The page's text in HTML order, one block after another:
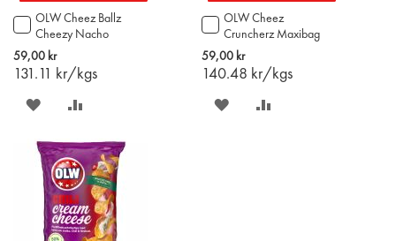
OLW Cheez Ballz
Cheezy Nacho
Maxibag 420g
59,00 kr
131.11 kr/kgs
Lägg
till
i
varukorgen
SPARA
ÖNSKELISTAN
JÄMFÖR
OLW Cheez
Cruncherz Maxibag
420g
59,00 kr
140.48 kr/kgs
Lägg
till
i
varukorgen
SPARA